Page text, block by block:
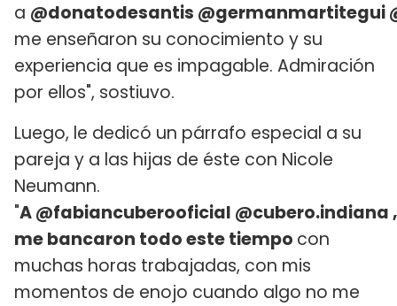
a @donatodesantis @germanmartitegui
me enseñaron su conocimiento y su
experiencia que es impagable. Admiración
por ellos", sostiuvo.
Luego, le dedicó un párrafo especial a su
pareja y a las hijas de éste con Nicole
Neumann.
"A @fabiancuberooficial @cubero.indiana
me bancaron todo este tiempo con
muchas horas trabajadas, con mis
momentos de enojo cuando algo no me